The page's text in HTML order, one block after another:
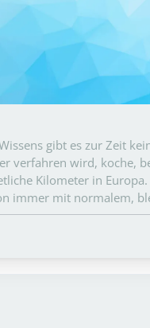
gibt es zur Zeit
verfahren wird, koche,
Kilometer in
immer mit normalem,